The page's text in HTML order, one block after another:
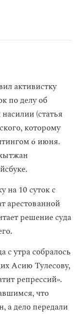
активистку
по делу об
(статья
которому
6 июня.
на 10 суток с
арестованной
решение суда
с утра собралось
Асию Тулесову,
репрессий».
что
а дело передали